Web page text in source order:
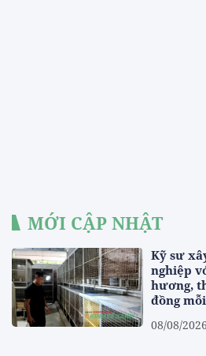
MỚI CẬP NHẬT
Kỹ sư
nghiệp
hương,
đồng
08/08/